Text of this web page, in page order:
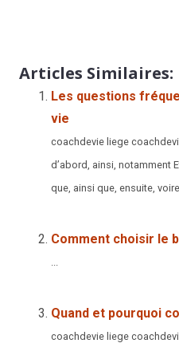
Articles Similaires:
Les questions
vie
coachdevie liege
d’abord, ainsi, notamment
que, ainsi que, ensuite,
Comment choisir le
...
Quand et pourquoi
coachdevie liege